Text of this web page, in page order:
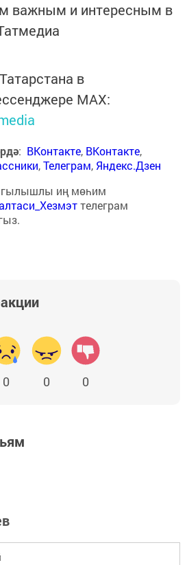
важным и интересным в
в
MАХ:
: ВКонтакте, ВКонтакте,
,Телеграм, Яндекс.Дзен
иң мөһим
телеграм
0 0 0